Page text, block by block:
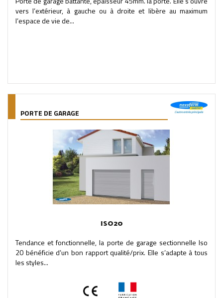
vers l’extérieur, à gauche ou à droite et libère au maximum
l’espace de vie de...
PORTE DE GARAGE
ISO20
Tendance et fonctionnelle, la porte de garage sectionnelle Iso
20 bénéficie d’un bon rapport qualité/prix. Elle s’adapte à tous
les styles...